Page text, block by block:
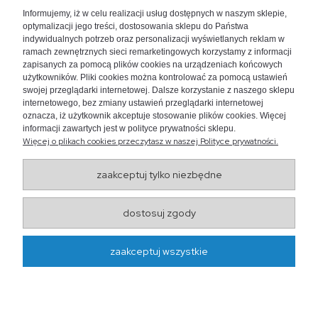
+48 730 447 156
bok@akwarium24.pl
Wojewódzki Inspektorat
ul. Droga Męczenników Majdanka 50, 20-325 Lublin
http://www.wiw.lublin.pl/
Informujemy, iż w celu realizacji usług dostępnych w naszym sklepie,
optymalizacji jego treści, dostosowania sklepu do Państwa
indywidualnych potrzeb oraz personalizacji wyświetlanych reklam w
ramach zewnętrznych sieci remarketingowych korzystamy z informacji
zapisanych za pomocą plików cookies na urządzeniach końcowych
użytkowników. Pliki cookies można kontrolować za pomocą ustawień
swojej przeglądarki internetowej. Dalsze korzystanie z naszego sklepu
internetowego, bez zmiany ustawień przeglądarki internetowej
oznacza, iż użytkownik akceptuje stosowanie plików cookies. Więcej
informacji zawartych jest w polityce prywatności sklepu.
Więcej o plikach cookies przeczytasz w naszej Polityce prywatności.
zaakceptuj tylko niezbędne
dostosuj zgody
zaakceptuj wszystkie